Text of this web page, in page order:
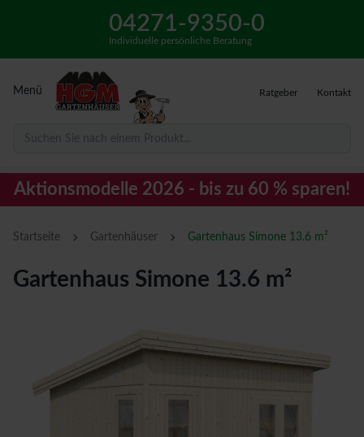
04271-9350-0
Individuelle persönliche Beratung
Menü Ratgeber Kontakt
Suchen Sie nach einem Produkt...
Aktionsmodelle 2026 - bis zu 60 % sparen!
Startseite › Gartenhäuser › Gartenhaus Simone 13.6 m²
Gartenhaus Simone 13.6 m²